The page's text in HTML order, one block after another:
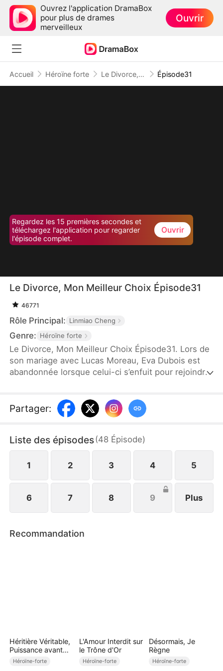
Ouvrez l'application DramaBox
pour plus de drames
merveilleux
Ouvrir
Accueil Héroïne forte Le Divorce, Mon Meilleur Choix Épisode31
Regardez les 15 premières secondes et
téléchargez l'application pour regarder
l'épisode complet.
Ouvrir
Le Divorce, Mon Meilleur Choix Épisode31
46771
Rôle Principal: Linmiao Cheng
Genre: Héroïne forte
Le Divorce, Mon Meilleur Choix Épisode31. Lors de
son mariage avec Lucas Moreau, Eva Dubois est
abandonnée lorsque celui-ci s’enfuit pour rejoindre
Lucas. Lucas, rongé par les regrets, réalise trop
tard qu’il a perdu celle qui était à ses côtés, mais le
Partager:
Liste des épisodes(48 Épisode)
1 2 3 4 5
6 7 8 9 Plus
Recommandation
Héritière Véritable,
Puissance avant
Amour
Héroïne-forte
L'Amour Interdit sur
le Trône d'Or
Héroïne-forte
Désormais, Je
Règne
Héroïne-forte